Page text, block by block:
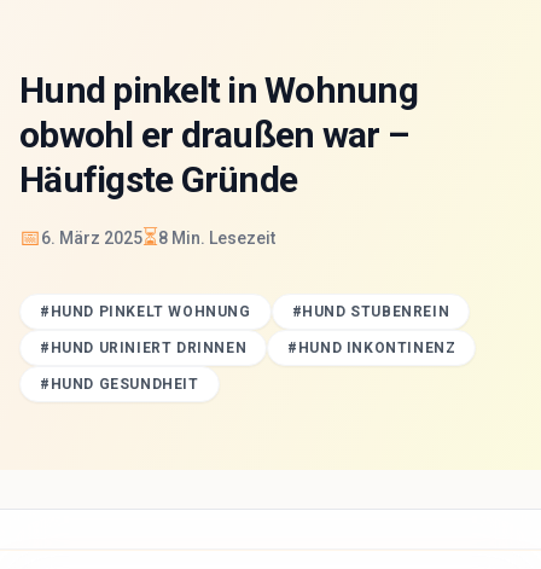
Hund pinkelt in Wohnung
obwohl er draußen war –
Häufigste Gründe
📅6. März 2025⏳8 Min. Lesezeit
# HUND PINKELT WOHNUNG # HUND STUBENREIN
# HUND URINIERT DRINNEN # HUND INKONTINENZ
# HUND GESUNDHEIT